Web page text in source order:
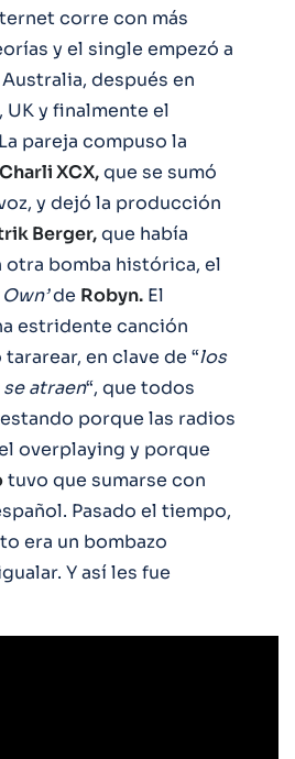
corre con más
y el single empezó a
después en
UK y finalmente el
pareja compuso la
Charli XCX,que se sumó
y dejó la producción
Berger,que había
otra bomba histórica, el
de Robyn. El
estridente canción
en clave de “los
atraen“, que todos
porque las radios
overplaying y porque
tuvo que sumarse con
Pasado el tiempo,
era un bombazo
Y así les fue